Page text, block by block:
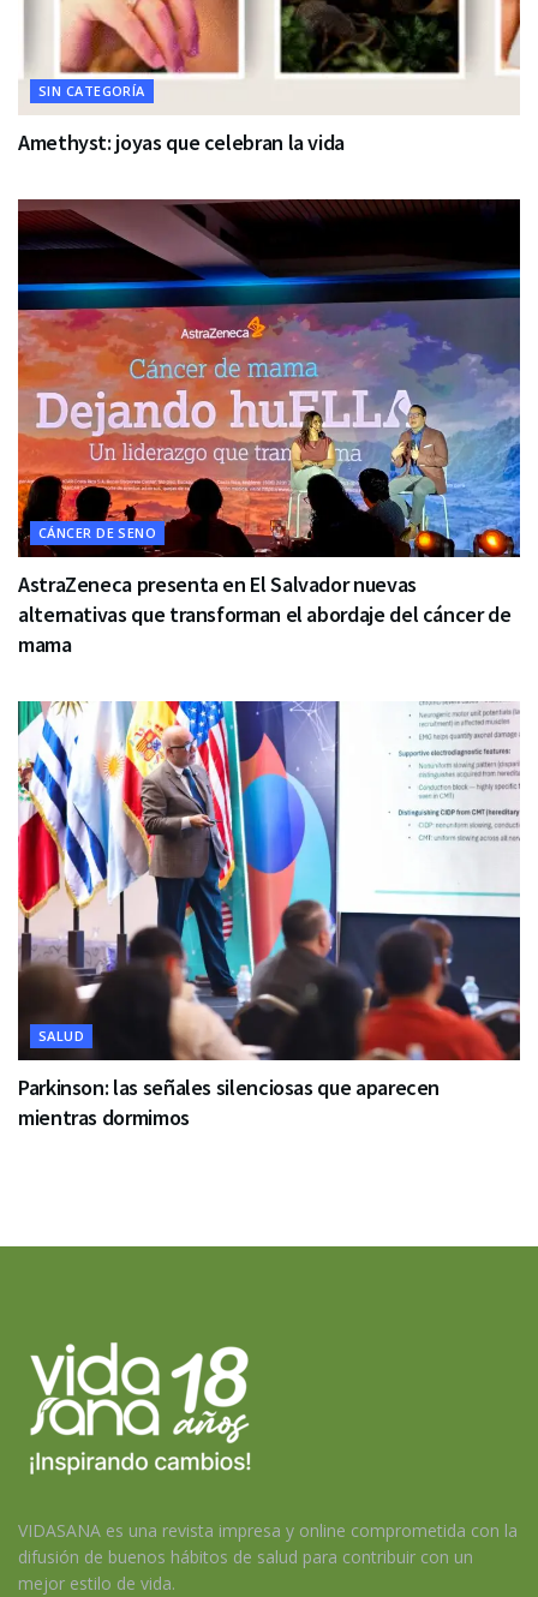
SIN CATEGORÍA
Amethyst: joyas que celebran la vida
CÁNCER DE SENO
AstraZeneca presenta en El Salvador nuevas
alternativas que transforman el abordaje del cáncer de
mama
SALUD
Parkinson: las señales silenciosas que aparecen
mientras dormimos
VIDASANA es una revista impresa y online comprometida con la
difusión de buenos hábitos de salud para contribuir con un
mejor estilo de vida.